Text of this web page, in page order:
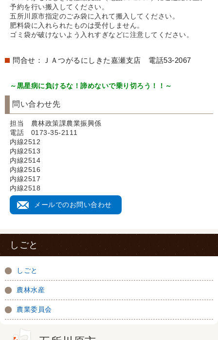
予約を行い搬入してください。
五所川原市指定のごみ袋に入れて搬入してください。
肥料袋に入れられたものは受付しません。
ゴミ袋が破けないよう入れすぎなどに注意してください。
問合せ：ＪＡつがるにしきた嘉瀬支店 電話53-2067
～黒星病に負けるな！諦めないで乗り切ろう！！～
問い合わせ先
担当 農林政策課農業振興係
電話 0173-35-2111
内線2512
内線2513
内線2514
内線2516
内線2517
内線2518
メールでのお問い合わせ
しごと
しごと
農林水産
農業委員会